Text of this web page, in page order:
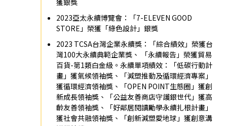
2023亞太永續博覽會：「7-ELEVEN GOOD
STORE」榮獲「綠色設計」銀獎
2023 TCSA台灣企業永續獎：「綜合績效」榮獲台
灣100大永續典範企業獎、 「永續報告」榮獲貿易
百貨-第1類白金級。永續單項績效：「低碳行動計
畫」獲氣候領袖獎、「減塑推動及循環經濟專案」
獲循環經濟領袖獎、「OPEN POINT生態圈」獲創
新成長領袖獎、「公益友善商店守護銀世代」獲高
齡友善領袖獎、「好鄰居閱讀勵學永續扎根計畫」
獲社會共融領袖獎、「創新減塑愛地球」獲創意溝